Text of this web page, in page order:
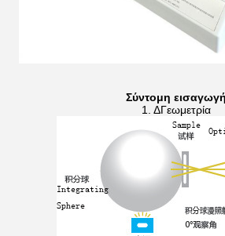
Σύντομη εισαγωγή
1. ΔΓεωμετρία